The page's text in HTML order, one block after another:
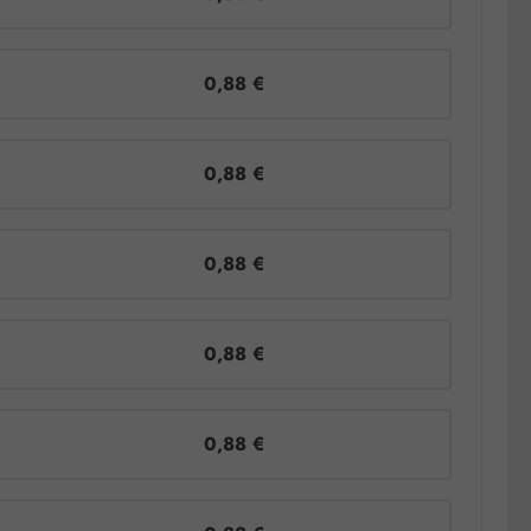
0,88 €
0,88 €
0,88 €
0,88 €
0,88 €